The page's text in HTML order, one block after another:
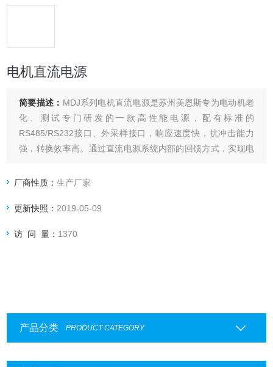
电机直流电源
简要描述： MDJ系列电机直流电源是苏州美恩斯专为电动机老
化、测试专门研发的一款高性能电源，配有标准的
RS485/RS232接口、外采样接口，响应速度快，抗冲击能力
强，转换效率高。通过直流电源系统内部的回馈方式，实现电
刷、同步、异步及电机控制器的寿命测试、加载试验。
厂商性质：生产厂家
更新快照： 2019-05-09
访 问 量： 1370
产品分类 PRODUCT CATEGORY